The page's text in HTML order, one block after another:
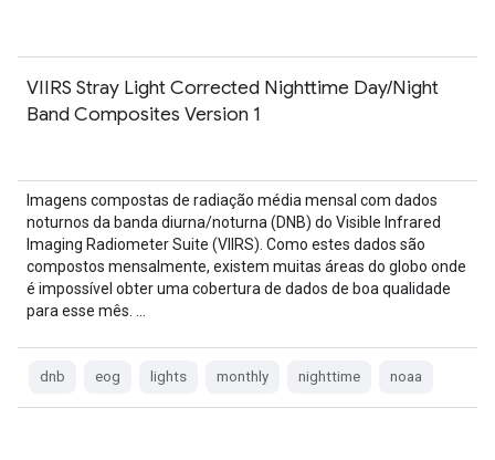
VIIRS Stray Light Corrected Nighttime Day/Night
Band Composites Version 1
Imagens compostas de radiação média mensal com dados
noturnos da banda diurna/noturna (DNB) do Visible Infrared
Imaging Radiometer Suite (VIIRS). Como estes dados são
compostos mensalmente, existem muitas áreas do globo onde
é impossível obter uma cobertura de dados de boa qualidade
para esse mês. …
dnb eog lights monthly nighttime noaa